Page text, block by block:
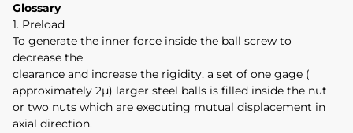
Glossary
1. Preload
To generate the inner force inside the ball screw to
decrease the
clearance and increase the rigidity, a set of one gage (
approximately 2μ) larger steel balls is filled inside the nut
or two nuts which are executing mutual displacement in
axial direction.